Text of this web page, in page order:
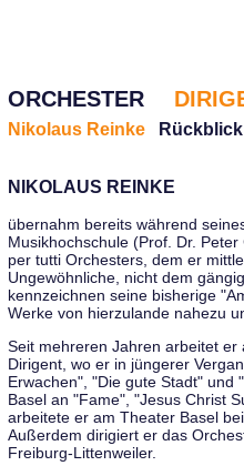
ORCHESTER
Nikolaus Reinke Rückblick
NIKOLAUS REINKE
übernahm bereits während
Musikhochschule (Prof. Dr.
per tutti Orchesters, dem er
Ungewöhnliche, nicht dem
kennzeichnen seine bisherige
Werke von hierzulande nahezu
Seit mehreren Jahren arbeitet
Dirigent, wo er in jüngerer
Erwachen", "Die gute Stadt" und
Basel an "Fame", "Jesus Christ
arbeitete er am Theater Basel
Außerdem dirigiert er das
Freiburg-Littenweiler.